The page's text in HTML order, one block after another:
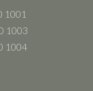
1001
1003
1004